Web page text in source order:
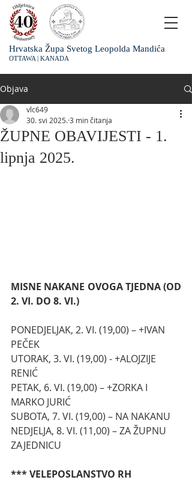
Hrvatska Župa Svetog Leopolda Mandića
OTTAWA | KANADA
Objava
ŽUPNE OBAVIJESTI - 1.
lipnja 2025.
vlc649
30. svi 2025.3 min čitanja
MISNE NAKANE OVOGA TJEDNA (OD
2. VI. DO 8. VI.)
PONEDJELJAK, 2. VI. (19,00) – +IVAN
PEČEK
UTORAK, 3. VI. (19,00) - +ALOJZIJE
RENIĆ
PETAK, 6. VI. (19,00) – +ZORKA I
MARKO JURIĆ
SUBOTA, 7. VI. (19,00) – NA NAKANU
NEDJELJA, 8. VI. (11,00) – ZA ŽUPNU
ZAJEDNICU
*** VELEPOSLANSTVO RH